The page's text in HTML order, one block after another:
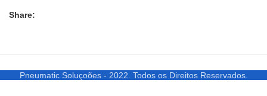
Share:
Pneumatic Soluçoões - 2022. Todos os Direitos Reservados.